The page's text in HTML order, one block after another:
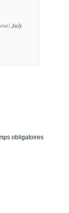
July
obligatoires